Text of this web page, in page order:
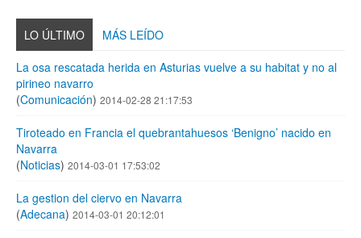
LO ÚLTIMO
MÁS LEÍDO
La osa rescatada herida en Asturias vuelve a su habitat y no al
pirineo navarro
(Comunicación) 2014-02-28 21:17:53
Tiroteado en Francia el quebrantahuesos ‘Benigno’ nacido en
Navarra
(Noticias) 2014-03-01 17:53:02
La gestion del ciervo en Navarra
(Adecana) 2014-03-01 20:12:01